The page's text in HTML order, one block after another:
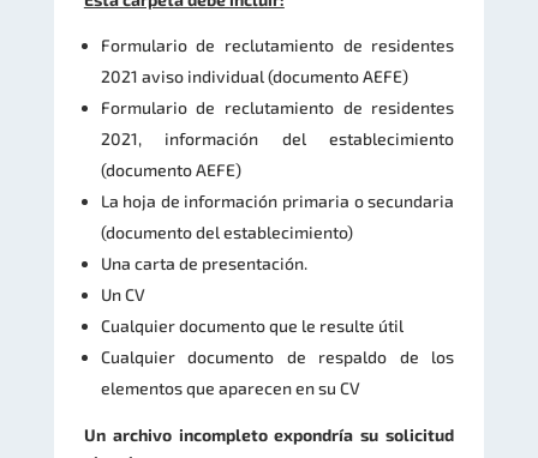
Formulario de reclutamiento de residentes
2021 aviso individual (documento AEFE)
Formulario de reclutamiento de residentes
2021, información del establecimiento
(documento AEFE)
La hoja de información primaria o secundaria
(documento del establecimiento)
Una carta de presentación.
Un CV
Cualquier documento que le resulte útil
Cualquier documento de respaldo de los
elementos que aparecen en su CV
Un archivo incompleto expondría su solicitud